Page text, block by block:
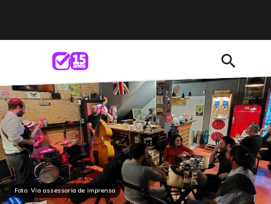
search
Foto: Via assessoria de imprensa